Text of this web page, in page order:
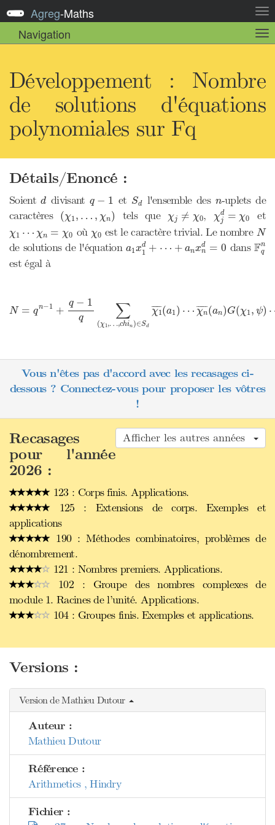
la
Agreg-Maths
Navigation
la
Développement : Nombre
de solutions d'équations
polynomiales sur Fq
Détails/Enoncé :
Soientd
d divisantq − 1
q 1 et Sd
Sd l'ensemble des n
n-uplets de
caractères (χ1 , … , χn)
( tels que χj ≠ χ0
χj χ 0 , χd
j
= χ0
jd = et
χ1 ⋯ χn = χ0
χ1 ⋯ χn=χ 0 où χ0
χ0 est le caractère trivial. Le nombre N
N
de solutions de l'équationa1 xd
1 + ⋯ + anxd
n = 0
x1 nd 0 dansFn
q
Fq
est égal à
N = qn−1 +
q − 1
q ∑
(χ1,…,chin )∈Sd
¯¯¯¯¯¯
χ1(a1) ⋯ ¯¯¯¯¯¯
χn(an)G(χ1, ψ)
− ∑
Vous n'êtes pas d'accord avec les recasages ci-
dessous ? Connectez-vous pour proposer les vôtres
!
Afficher les autres années
Recasages
pour l'année
2026 :
123 : Corps finis. Applications.
125 : Extensions de corps. Exemples et
applications
190 : Méthodes combinatoires, problèmes de
dénombrement.
121 : Nombres premiers. Applications.
102 : Groupe des nombres complexes de
module 1. Racines de l’unité. Applications.
104 : Groupes finis. Exemples et applications.
Versions :
Version de Mathieu Dutour
Auteur :
Mathieu Dutour
Référence :
Arithmetics , Hindry
Fichier :